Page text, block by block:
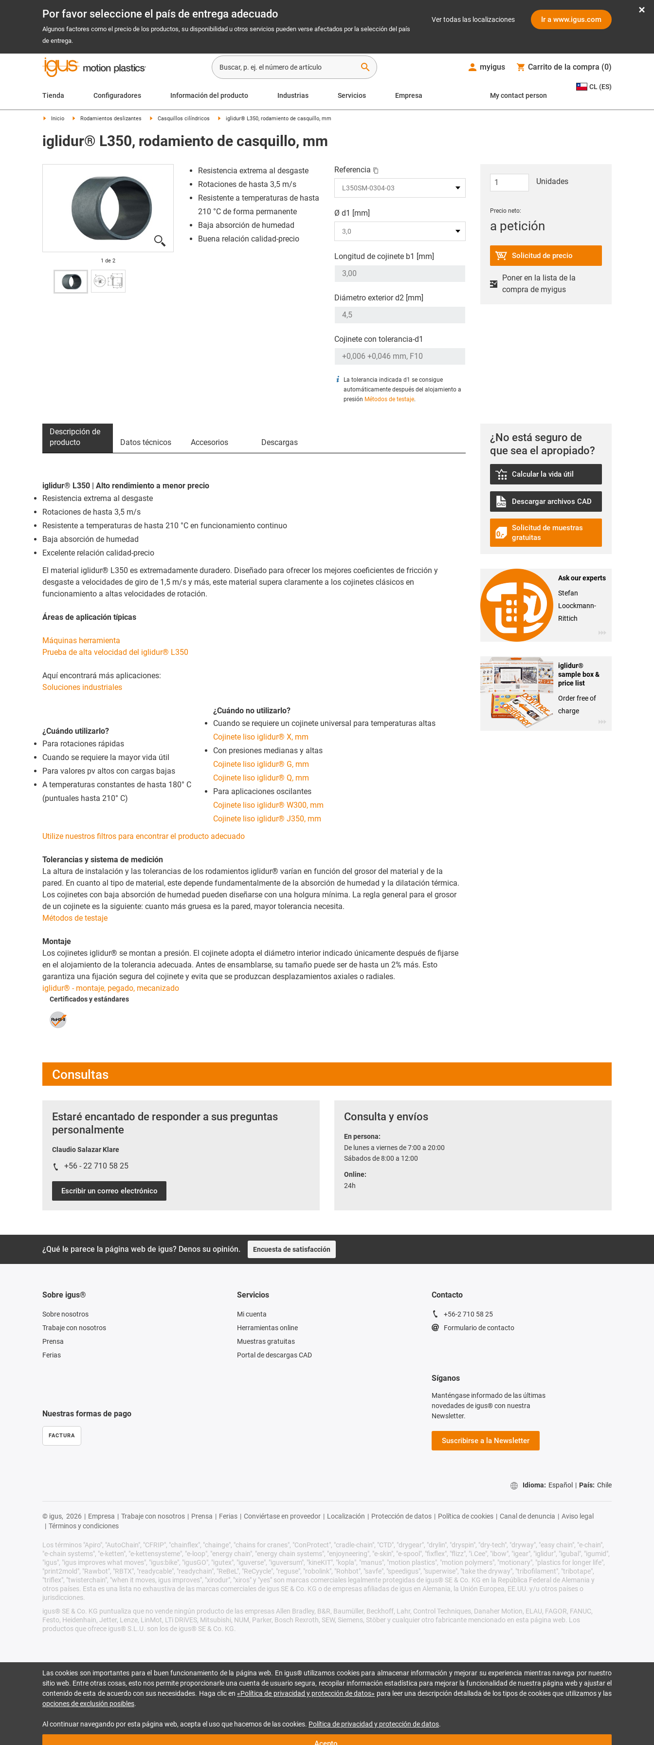
Por favor seleccione el país de entrega adecuado
Algunos factores como el precio de los productos, su disponibilidad u otros servicios pueden verse afectados por la selección del país
de entrega.
Ver todas las localizaciones Ir a www.igus.com
search myigus Carrito de la compra (0)
Tienda Configuradores Información del producto Industrias Servicios Empresa My contact person
CL (ES)
Inicio Rodamientos deslizantes Casquillos cilíndricos iglidur® L350, rodamiento de casquillo, mm
iglidur® L350, rodamiento de casquillo, mm
1 de 2
Resistencia extrema al desgaste
Rotaciones de hasta 3,5 m/s
Resistente a temperaturas de hasta
210 °C de forma permanente
Baja absorción de humedad
Buena relación calidad-precio
Referencia
Ø d1 [mm]
Longitud de cojinete b1 [mm]
Diámetro exterior d2 [mm]
Cojinete con tolerancia-d1
La tolerancia indicada d1 se consigue
automáticamente después del alojamiento a
presión Métodos de testaje.
Unidades
Precio neto:
a petición
Solicitud de precio
Poner en la lista de la
compra de myigus
¿No está seguro de
que sea el apropiado?
Calcular la vida útil
Descargar archivos CAD
Solicitud de muestras
gratuitas
Ask our experts
Stefan
Loockmann-
Rittich
iglidur®
sample box &
price list
Order free of
charge
Descripción de
producto
Datos técnicos Accesorios Descargas
iglidur® L350 | Alto rendimiento a menor precio
Resistencia extrema al desgaste
Rotaciones de hasta 3,5 m/s
Resistente a temperaturas de hasta 210 °C en funcionamiento continuo
Baja absorción de humedad
Excelente relación calidad-precio
El material iglidur® L350 es extremadamente duradero. Diseñado para ofrecer los mejores coeficientes de fricción y
desgaste a velocidades de giro de 1,5 m/s y más, este material supera claramente a los cojinetes clásicos en
funcionamiento a altas velocidades de rotación.
Áreas de aplicación típicas
Máquinas herramienta
Prueba de alta velocidad del iglidur® L350
Aquí encontrará más aplicaciones:
Soluciones industriales
¿Cuándo utilizarlo?
Para rotaciones rápidas
Cuando se requiere la mayor vida útil
Para valores pv altos con cargas bajas
A temperaturas constantes de hasta 180° C
(puntuales hasta 210° C)
¿Cuándo no utilizarlo?
Cuando se requiere un cojinete universal para temperaturas altas
Cojinete liso iglidur® X, mm
Con presiones medianas y altas
Cojinete liso iglidur® G, mm
Cojinete liso iglidur® Q, mm
Para aplicaciones oscilantes
Cojinete liso iglidur® W300, mm
Cojinete liso iglidur® J350, mm
Utilize nuestros filtros para encontrar el producto adecuado
Tolerancias y sistema de medición
La altura de instalación y las tolerancias de los rodamientos iglidur® varían en función del grosor del material y de la
pared. En cuanto al tipo de material, este depende fundamentalmente de la absorción de humedad y la dilatación térmica.
Los cojinetes con baja absorción de humedad pueden diseñarse con una holgura mínima. La regla general para el grosor
de un cojinete es la siguiente: cuanto más gruesa es la pared, mayor tolerancia necesita.
Métodos de testaje
Montaje
Los cojinetes iglidur® se montan a presión. El cojinete adopta el diámetro interior indicado únicamente después de fijarse
en el alojamiento de la tolerancia adecuada. Antes de ensamblarse, su tamaño puede ser de hasta un 2% más. Esto
garantiza una fijación segura del cojinete y evita que se produzcan desplazamientos axiales o radiales.
iglidur® - montaje, pegado, mecanizado
Certificados y estándares
Consultas
Estaré encantado de responder a sus preguntas
personalmente
Claudio Salazar Klare
+56 - 22 710 58 25
Escribir un correo electrónico
Consulta y envíos
En persona:
De lunes a viernes de 7:00 a 20:00
Sábados de 8:00 a 12:00
Online:
24h
¿Qué le parece la página web de igus? Denos su opinión. Encuesta de satisfacción
Sobre igus®
Sobre nosotros
Trabaje con nosotros
Prensa
Ferias
Servicios
Mi cuenta
Herramientas online
Muestras gratuitas
Portal de descargas CAD
Contacto
+56-2 710 58 25
Formulario de contacto
Nuestras formas de pago
FACTURA
Síganos
Manténgase informado de las últimas
novedades de igus® con nuestra
Newsletter.
Suscribirse a la Newsletter
Idioma: Español | País: Chile
© igus, 2026 | Empresa | Trabaje con nosotros | Prensa | Ferias | Conviértase en proveedor | Localización | Protección de datos | Política de cookies | Canal de denuncia | Aviso legal
| Términos y condiciones
Los términos "Apiro", "AutoChain", "CFRIP", "chainflex", "chainge", "chains for cranes", "ConProtect", "cradle-chain", "CTD", "drygear", "drylin", "dryspin", "dry-tech", "dryway", "easy chain", "e-chain",
"e-chain systems", "e-ketten", "e-kettensysteme", "e-loop", "energy chain", "energy chain systems", "enjoyneering", "e-skin", "e-spool", "fixflex", "flizz", "i.Cee", "ibow", "igear", "iglidur", "igubal", "igumid",
"igus", "igus improves what moves", "igus:bike", "igusGO", "igutex", "iguverse", "iguversum", "kineKIT", "kopla", "manus", "motion plastics", "motion polymers", "motionary", "plastics for longer life",
"print2mold", "Rawbot", "RBTX", "readycable", "readychain", "ReBeL", "ReCyycle", "reguse", "robolink", "Rohbot", "savfe", "speedigus", "superwise", "take the dryway", "tribofilament", "tribotape",
"triflex", "twisterchain", "when it moves, igus improves", "xirodur", "xiros" y "yes" son marcas comerciales legalmente protegidas de igus® SE & Co. KG en la República Federal de Alemania y
otros países. Esta es una lista no exhaustiva de las marcas comerciales de igus SE & Co. KG o de empresas afiliadas de igus en Alemania, la Unión Europea, EE.UU. y/u otros países o
jurisdicciones.
igus® SE & Co. KG puntualiza que no vende ningún producto de las empresas Allen Bradley, B&R, Baumüller, Beckhoff, Lahr, Control Techniques, Danaher Motion, ELAU, FAGOR, FANUC,
Festo, Heidenhain, Jetter, Lenze, LinMot, LTi DRiVES, Mitsubishi, NUM, Parker, Bosch Rexroth, SEW, Siemens, Stöber y cualquier otro fabricante mencionado en esta página web. Los
productos que ofrece igus® S.L.U. son los de igus® SE & Co. KG.
Las cookies son importantes para el buen funcionamiento de la página web. En igus® utilizamos cookies para almacenar información y mejorar su experiencia mientras navega por nuestro
sitio web. Entre otras cosas, esto nos permite proporcionarle una cuenta de usuario segura, recopilar información estadística para mejorar la funcionalidad de nuestra página web y ajustar el
contenido de esta de acuerdo con sus necesidades. Haga clic en«Política de privacidad y protección de datos» para leer una descripción detallada de los tipos de cookies que utilizamos y las
opciones de exclusión posibles.
Al continuar navegando por esta página web, acepta el uso que hacemos de las cookies. Política de privacidad y protección de datos.